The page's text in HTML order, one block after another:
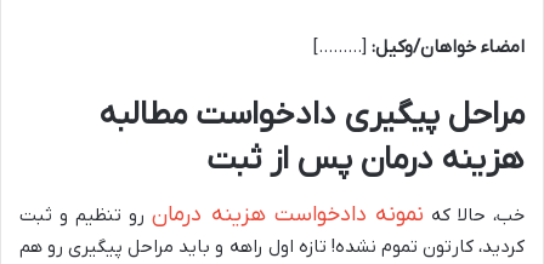
امضاء خواهان/وکیل: [………]
مراحل پیگیری دادخواست مطالبه
هزینه درمان پس از ثبت
خب، حالا که نمونه دادخواست هزینه درمانرو تنظیم و ثبت
کردید، کارتون تموم نشده! تازه اول راهه و باید مراحل پیگیری رو هم